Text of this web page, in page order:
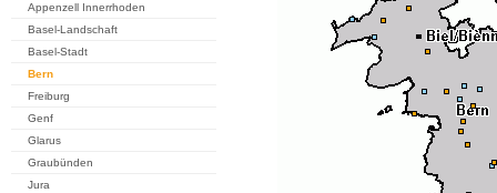
Appenzell Innerrhoden
Basel-Landschaft
Basel-Stadt
Bern
Freiburg
Genf
Glarus
Graubünden
Jura